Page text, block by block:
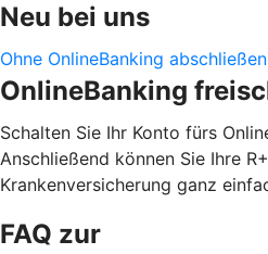
Neu bei uns
Ohne OnlineBanking abschließen
OnlineBanking
Schalten Sie Ihr Konto fürs
Anschließend können Sie Ihre
Krankenversicherung ganz
FAQ zur